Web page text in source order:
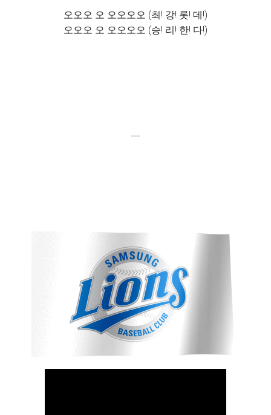
오오오 오 오오오오 (최! 강! 롯! 데!)
오오오 오 오오오오 (승! 리! 한! 다!)
---